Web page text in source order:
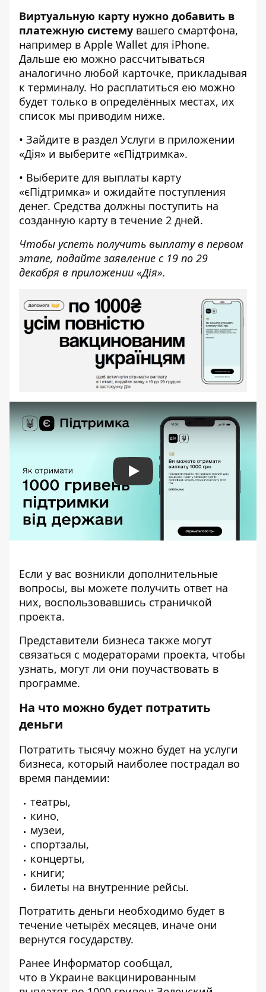
Виртуальную карту нужно добавить в
платежную систему вашего смартфона,
например в Apple Wallet для iPhone.
Дальше ею можно рассчитываться
аналогично любой карточке, прикладывая
к терминалу. Но расплатиться ею можно
будет только в определённых местах, их
список мы приводим ниже.
• Зайдите в раздел Услуги в приложении
«Дія» и выберите «єПідтримка».
• Выберите для выплаты карту
«єПідтримка» и ожидайте поступления
денег. Средства должны поступить на
созданную карту в течение 2 дней.
Чтобы успеть получить выплату в первом
этапе, подайте заявление с 19 по 29
декабря в приложении «Дія».
Play
Если у вас возникли дополнительные
вопросы, вы можете получить ответ на
них, воспользовавшись страничкой
проекта.
Представители бизнеса также могут
связаться с модераторами проекта, чтобы
узнать, могут ли они поучаствовать в
программе.
На что можно будет потратить
деньги
Потратить тысячу можно будет на услуги
бизнеса, который наиболее пострадал во
время пандемии:
театры,
кино,
музеи,
спортзалы,
концерты,
книги;
билеты на внутренние рейсы.
Потратить деньги необходимо будет в
течение четырёх месяцев, иначе они
вернутся государству.
Ранее Информатор сообщал,
что в Украине вакцинированным